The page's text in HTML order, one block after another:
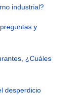
industrial?
y
¿Cuáles
desperdicio